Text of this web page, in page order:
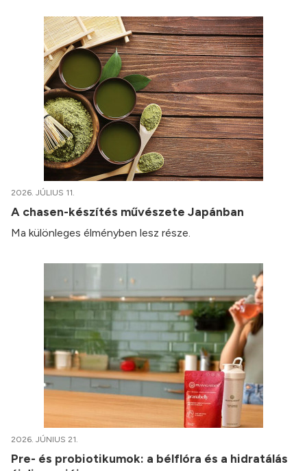
2026. JÚLIUS 11.
A chasen-készítés művészete Japánban
Ma különleges élményben lesz része.
2026. JÚNIUS 21.
Pre- és probiotikumok: a bélflóra és a hidratálás